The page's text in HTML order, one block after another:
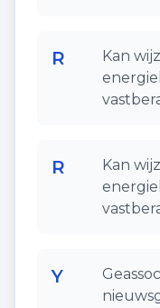
R
Kan
R
Kan
Y